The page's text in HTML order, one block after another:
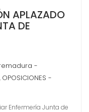
APLAZADO
DE
-
, OPOSICIONES -
Enfermería Junta de